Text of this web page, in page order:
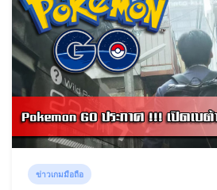
ข่าวเกมมือถือ